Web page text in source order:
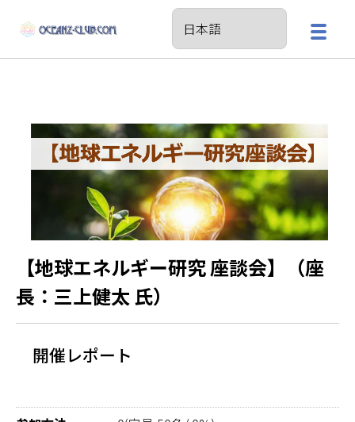
【地球エネルギー研究 座談会】（座
長：三上健太 氏）
開催レポート